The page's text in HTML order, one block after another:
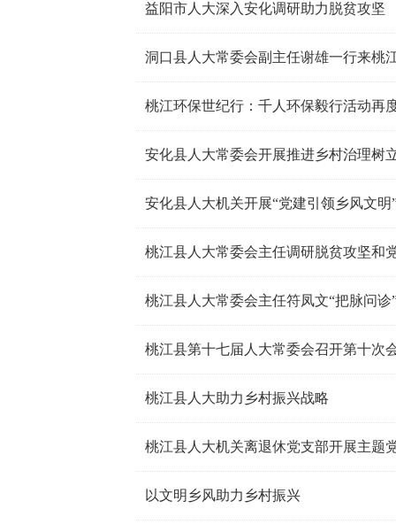
益阳市人大深入安化调研助力脱贫攻坚
洞口县人大常委会副主任谢雄一行来桃
桃江环保世纪行：千人环保毅行活动再
安化县人大常委会开展推进乡村治理树
安化县人大机关开展“党建引领乡风文明
桃江县人大常委会主任调研脱贫攻坚和
桃江县人大常委会主任符凤文“把脉问
桃江县第十七届人大常委会召开第十次
桃江县人大助力乡村振兴战略
桃江县人大机关离退休党支部开展主题
以文明乡风助力乡村振兴